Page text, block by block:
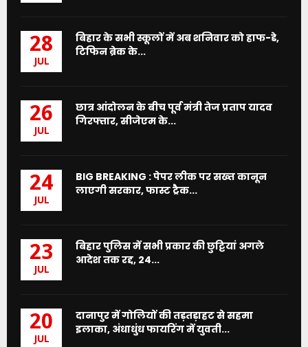
28
JUL
बिहार के सभी स्कूलों में अब शनिवार को हाफ-डे,
टिफिन ब्रेक के...
26
JUL
छात्र आंदोलन के बीच पूर्व मंत्री तेज प्रताप यादव
गिरफ्तार, सीजेएम के...
24
JUL
BIG BREAKING : पेपर लीक पर सख्त कानून
लाएगी सरकार, फास्ट ट्रैक...
23
JUL
बिहार पुलिस में सभी प्रकार की छुट्टियां अगले
आदेश तक रद्द, 24...
20
JUL
दानापुर में गोलियों की तड़तड़ाहट से सहमा
इलाका, अंधाधुंध फायरिंग में युवती...